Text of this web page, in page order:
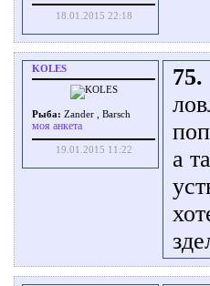
18.01.2015 22:18
KOLES
Рыба: Zander , Barsch
моя анкета
19.01.2015 11:22
75.
а